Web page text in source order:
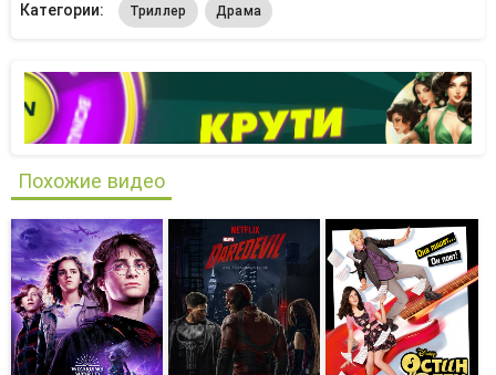
Категории:
Триллер Драма
Похожие видео